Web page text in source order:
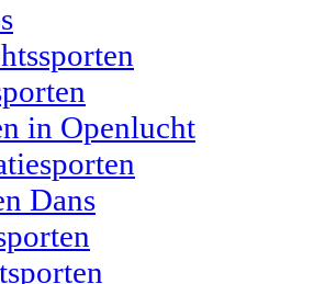
in Openlucht
Dans